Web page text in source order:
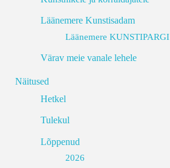
Läänemere Kunstisadam
Läänemere
Värav meie vanale lehele
Näitused
Hetkel
Tulekul
Lõppenud
2026